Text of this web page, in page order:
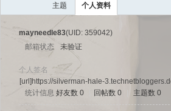
主题 个人资料
mayneedle83(UID: 359042)
邮箱状态
未验证
个人签名
[url]https://silverman-hale-
统计信息 好友数 0 回帖数 0 主题数 0